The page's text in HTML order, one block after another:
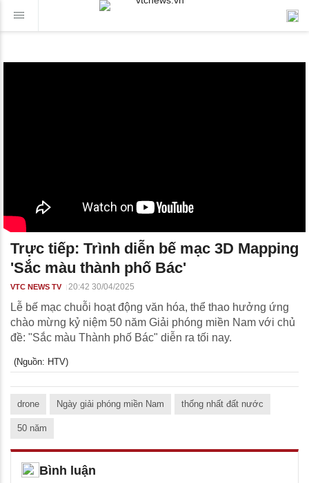
Trực tiếp: Trình diễn bế mạc 3D Mapping
'Sắc màu thành phố Bác'
VTC NEWS TV 20:42 30/04/2025
Lễ bế mạc chuỗi hoạt động văn hóa, thể thao hưởng ứng
chào mừng kỷ niệm 50 năm Giải phóng miền Nam với chủ
đề: "Sắc màu Thành phố Bác" diễn ra tối nay.
(Nguồn: HTV)
drone Ngày giải phóng miền Nam thống nhất đất nước
50 năm
Bình luận